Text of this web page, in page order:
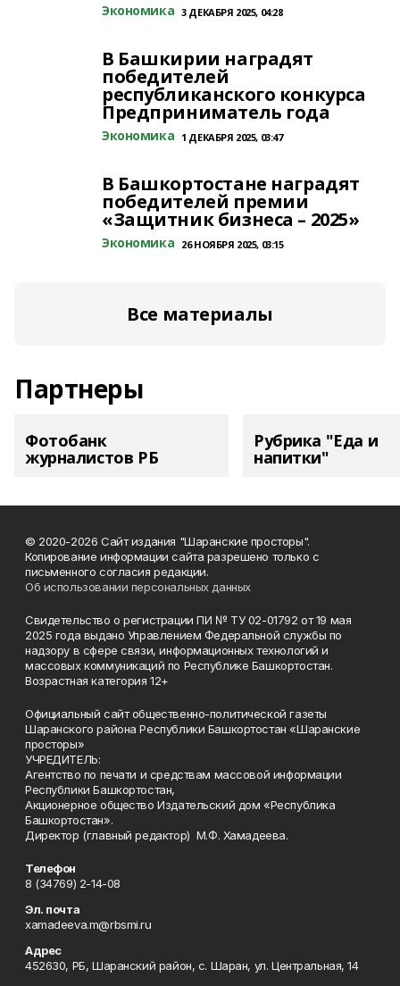
Экономика 3 ДЕКАБРЯ 2025, 04:28
В Башкирии наградят
победителей
республиканского конкурса
Предприниматель года
Экономика 1 ДЕКАБРЯ 2025, 03:47
В Башкортостане наградят
победителей премии
«Защитник бизнеса – 2025»
Экономика 26 НОЯБРЯ 2025, 03:15
Все материалы
Партнеры
Фотобанк
журналистов РБ
Рубрика "Еда и
напитки"
© 2020-2026 Сайт издания "Шаранские просторы".
Копирование информации сайта разрешено только с
письменного согласия редакции.
Об использовании персональных данных
Свидетельство о регистрации ПИ № ТУ 02-01792 от 19 мая
2025 года выдано Управлением Федеральной службы по
надзору в сфере связи, информационных технологий и
массовых коммуникаций по Республике Башкортостан.
Возрастная категория 12+
Официальный сайт общественно-политической газеты
Шаранского района Республики Башкортостан «Шаранские
просторы»
УЧРЕДИТЕЛЬ:
Агентство по печати и средствам массовой информации
Республики Башкортостан,
Акционерное общество Издательский дом «Республика
Башкортостан».
Директор (главный редактор) М.Ф. Хамадеева.
Телефон
8 (34769) 2-14-08
Эл. почта
xamadeeva.m@rbsmi.ru
Адрес
452630, РБ, Шаранский район, с. Шаран, ул. Центральная, 14